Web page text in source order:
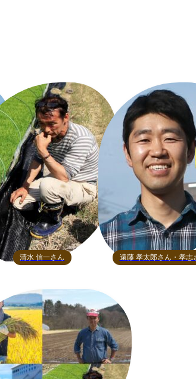
清水 信一さん 遠藤 孝太郎さん・孝志